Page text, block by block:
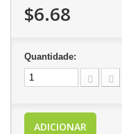
$6.68
Quantidade:
ADICIONAR